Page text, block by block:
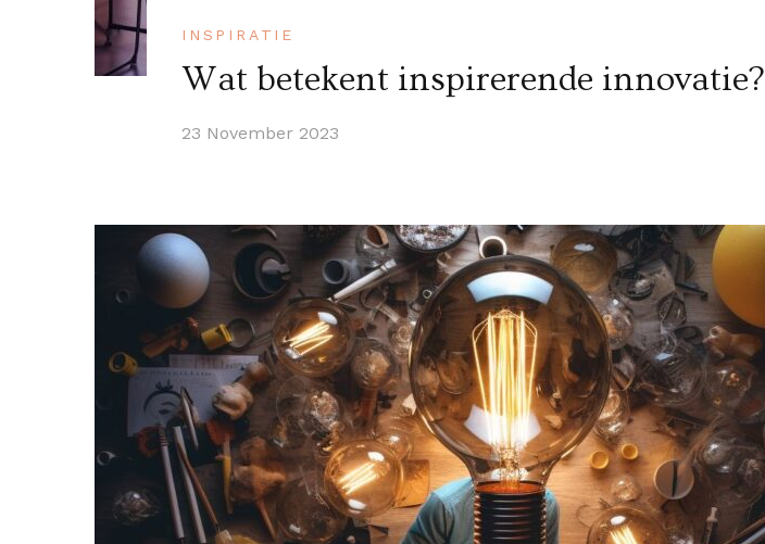
INSPIRATIE
Wat betekent inspirerende innovatie?
23 November 2023